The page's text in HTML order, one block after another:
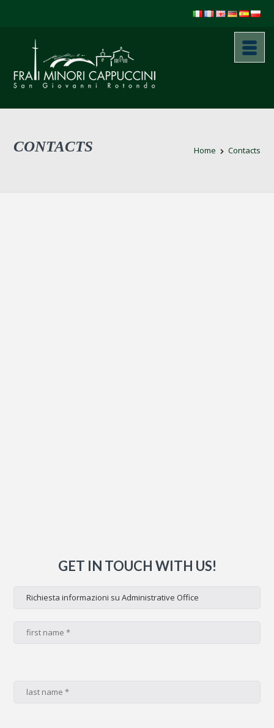
CONTACTS Home Contacts
GET IN TOUCH WITH US!